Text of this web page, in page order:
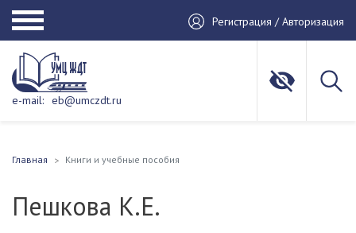
Регистрация / Авторизация
e-mail: eb@umczdt.ru
Главная Книги и учебные пособия
Пешкова К.Е.